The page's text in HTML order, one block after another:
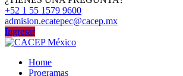
+52 1 55 1579 9600
admision.ecatepec@cacep.mx
Ingresar
Home
Programas